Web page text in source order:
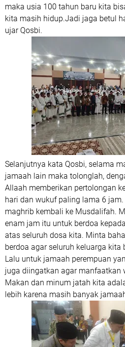
maka usia 100 tahun baru kita
kita masih hidup.Jadi jaga betul
ujar Qosbi.
Selanjutnya kata Qosbi, selama
jamaah lain maka tolonglah,
Allaah memberikan pertolongan
hari dan wukuf paling lama 6
maghrib kembali ke Musdalifah.
enam jam itu untuk berdoa
atas seluruh dosa kita. Minta
berdoa agar seluruh keluarga kita
Lalu untuk jamaah perempuan
juga diingatkan agar manfaatkan
Makan dan minum jatah kita
lebih karena masih banyak